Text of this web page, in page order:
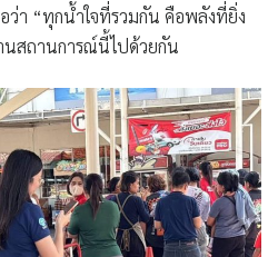
ว่า “ทุกน้ำใจที่รวมกัน คือพลังที่ยิ่ง
นสถานการณ์นี้ไปด้วยกัน